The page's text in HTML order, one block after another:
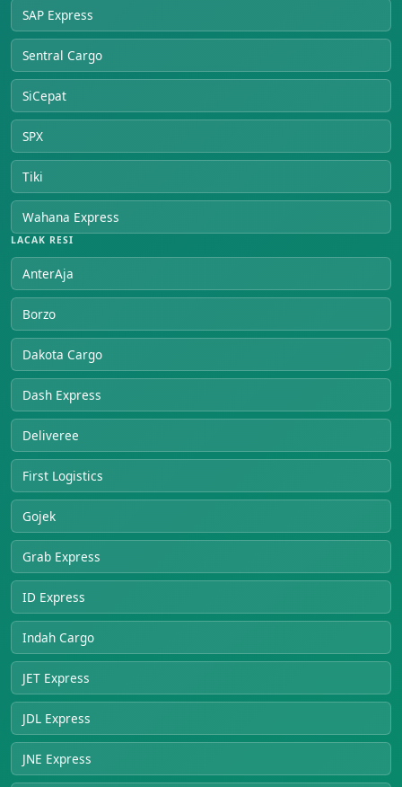
SAP Express
Sentral Cargo
SiCepat
SPX
Tiki
Wahana Express
LACAK RESI
AnterAja
Borzo
Dakota Cargo
Dash Express
Deliveree
First Logistics
Gojek
Grab Express
ID Express
Indah Cargo
JET Express
JDL Express
JNE Express